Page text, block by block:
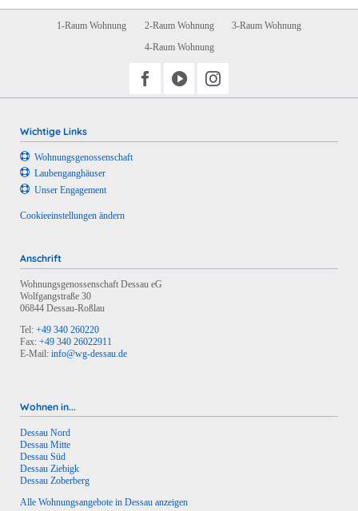
Navigation
überspringen
1-Raum Wohnung 2-Raum Wohnung
3-Raum Wohnung
4-Raum Wohnung
Wichtige Links
Wohnungs­genossenschaft
Laubengang­häuser
Unser Engagement
Cookieeinstellungen ändern
Anschrift
Wohnungsgenossenschaft Dessau eG
Wolfgangstraße 30
06844 Dessau-Roßlau
Tel:+49 340 260220
Fax: +49 340 26022911
E-Mail: info@wg-dessau.de
Wohnen in...
Dessau Nord
Dessau Mitte
Dessau Süd
Dessau Ziebigk
Dessau Zoberberg
Alle Wohnungsangebote in Dessau anzeigen